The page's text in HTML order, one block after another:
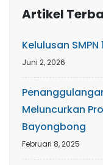
Artikel
Kelulusan SMPN
Juni 2, 2026
Meluncurkan
Bayongbong
Februari 8, 2025